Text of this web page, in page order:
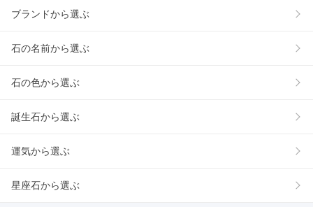
ブランドから選ぶ
石の名前から選ぶ
石の色から選ぶ
誕生石から選ぶ
運気から選ぶ
星座石から選ぶ